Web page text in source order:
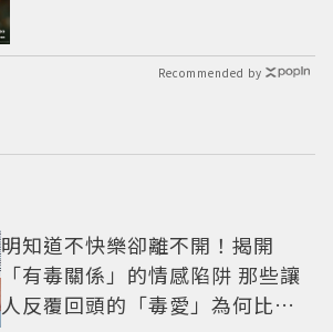
Recommended by
明知道不快樂卻離不開！揭開
「有毒關係」的情感陷阱 那些讓
人反覆回頭的「毒愛」為何比菸